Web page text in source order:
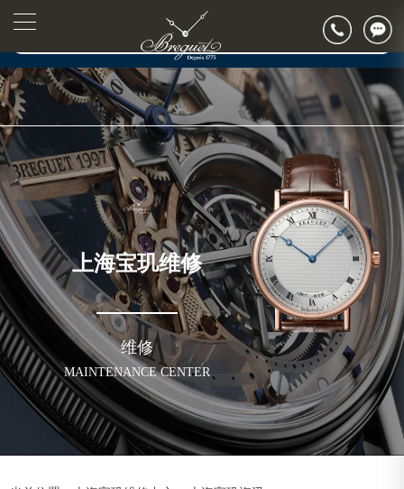
▲
▼
2026年7月上海市宝玑官方售后客户服务热线：400-886-1507
2026年7月宝玑售后服务中心最新网点地址：
上海市徐汇区虹桥路3号港汇中心写字楼2座37层3705室（需提前预约）
上海市黄浦区南京东路299号宏伊国际广场写字楼8层806室（需提前预约）
节假日正常营业！
上海宝玑维修
维修
MAINTENANCE CENTER